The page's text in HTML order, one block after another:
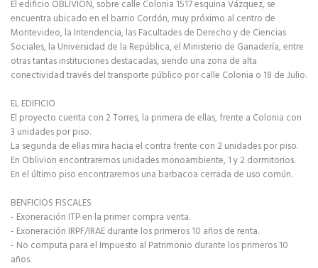
El edificio OBLIVION, sobre calle Colonia 1517 esquina Vázquez, se
encuentra ubicado en el barrio Cordón, muy próximo al centro de
Montevideo, la Intendencia, las Facultades de Derecho y de Ciencias
Sociales, la Universidad de la República, el Ministerio de Ganadería, entre
otras tantas instituciones destacadas, siendo una zona de alta
conectividad través del transporte público por calle Colonia o 18 de Julio.
EL EDIFICIO
El proyecto cuenta con 2 Torres, la primera de ellas, frente a Colonia con
3 unidades por piso.
La segunda de ellas mira hacia el contra frente con 2 unidades por piso.
En Oblivion encontraremos unidades monoambiente, 1 y 2 dormitorios.
En el último piso encontraremos una barbacoa cerrada de uso común.
BENFICIOS FISCALES
- Exoneración ITP en la primer compra venta.
- Exoneración IRPF/IRAE durante los primeros 10 años de renta.
- No computa para el Impuesto al Patrimonio durante los primeros 10
años.